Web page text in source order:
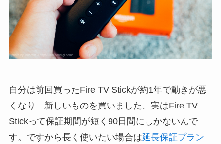
自分は前回買ったFire TV Stickが約1年で動きが悪
くなり…新しいものを買いました。実はFire TV
Stickって保証期間が短く90日間にしかないんで
す。ですから長く使いたい場合は延長保証プラン